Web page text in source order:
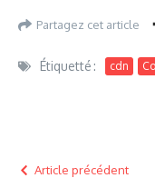
Partagez cet article
Étiquetté : cdn
Article précédent